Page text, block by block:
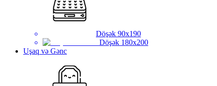
Döşək 90x190
Döşək 180x200
Uşaq və Gənc